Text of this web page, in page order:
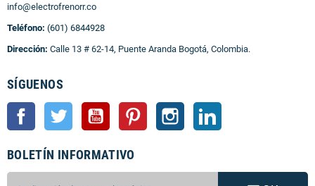
info@electrofrenorr.co
Teléfono: (601) 6844928
Dirección: Calle 13 # 62-14, Puente Aranda Bogotá, Colombia.
SÍGUENOS
Facebook Twitter YouTube Pinterest Instagram
BOLETÍN INFORMATIVO